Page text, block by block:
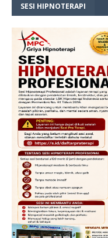
SESI HIPNOTERAPI